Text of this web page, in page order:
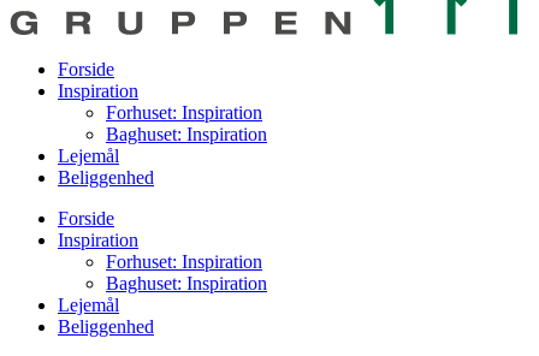
Forside
Inspiration
Forhuset: Inspiration
Baghuset: Inspiration
Lejemål
Beliggenhed
Forside
Inspiration
Forhuset: Inspiration
Baghuset: Inspiration
Lejemål
Beliggenhed